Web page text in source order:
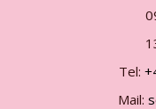
Tel:
Mail: